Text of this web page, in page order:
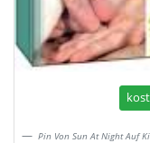
Pin Von Sun At Night Auf